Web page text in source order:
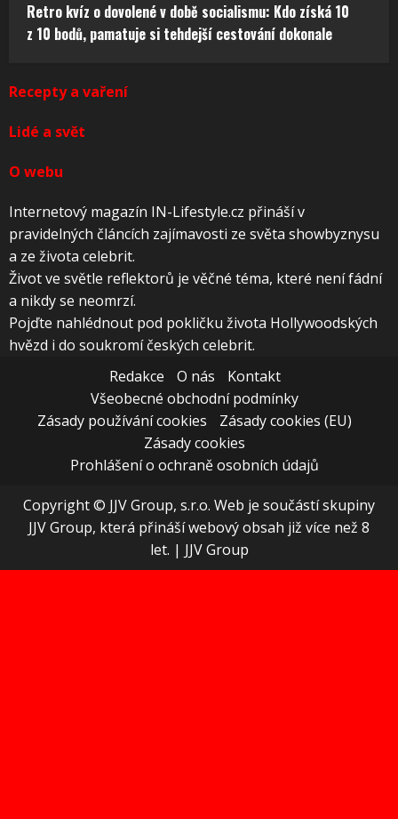
Retro kvíz o dovolené v době socialismu: Kdo získá 10
z 10 bodů, pamatuje si tehdejší cestování dokonale
Recepty a vaření
Lidé a svět
O webu
Internetový magazín IN-Lifestyle.cz přináší v
pravidelných článcích zajímavosti ze světa showbyznysu
a ze života celebrit.
Život ve světle reflektorů je věčné téma, které není fádní
a nikdy se neomrzí.
Pojďte nahlédnout pod pokličku života Hollywoodských
hvězd i do soukromí českých celebrit.
Redakce
O nás
Kontakt
Všeobecné obchodní podmínky
Zásady používání cookies
Zásady cookies (EU)
Zásady cookies
Prohlášení o ochraně osobních údajů
Copyright © JJV Group, s.r.o. Web je součástí skupiny
JJV Group, která přináší webový obsah již více než 8
let. | JJV Group